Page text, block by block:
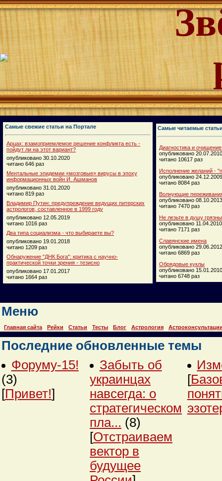
Самые свежие статьи на Портале
Арцах: взамоприемлемое решение конфликта есть -
пойдут ли на этот вариант?
опубликовано 30.10.2020
читано 646 раз
Ментальные эпидемии «мозговые» вирусы в эпоху
информационных войн И. Ашманов
опубликовано 31.01.2020
читано 819 раз
Владимир Путин: предупреждение ведущих питерских
астрологов, составленное в 1999 году
опубликовано 12.05.2019
читано 1016 раз
Два типа социализма - что выбираете вы?
опубликовано 19.01.2018
читано 1209 раз
Обнаружение "ДНК Бога": критика с научно-
практической точки зрения - тезисно
опубликовано 17.01.2017
читано 1664 раз
Самые читаемые
Диагностика и
опубликовано 20.07.2010
читано 10617 раз
Исполнение желаний -
опубликовано 24.12.2009
читано 8084 раз
Волнующие
опубликовано 08.10.2013
читано 7470 раз
Не лезьте в душу
опубликовано 11.04.2010
читано 7171 раз
Славянские имена
опубликовано 29.06.2012
читано 6869 раз
Обрядовые куклы
опубликовано 15.01.2010
читано 6748 раз
Меню
Главная сайта Рейки Статьи Тесты Блог Астрология
Последние обновленные темы
Форуму-15!
(3)
[Привет!]
Забыть об
украинцах
навсегда: о
стратегическом
пла... (8)
[Отстраиваем
вектор в
будущее
[